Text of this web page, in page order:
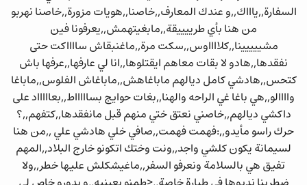
السفارة,,ياااك,,و عندك المعارف,,خاصنا,,هويات مزورة,,خاصنا نهربو
من هنا بأي طرييييقة,,مابغيتهمش,,يعرفونا فين
مشييييينا,,كلااااوس,,سكت مرة,,ماغنبقاش سااااكت حتى
نفقدها,,هادو لا بقات معاهم ايقتلوها,,انا لي عارفها,,عرفها باش
كتحس,,هادشي كامل ديالهم ماباغاهش,,ماباغاش الفلوس,,ماباغا
واااالو,,هي باغا غي الراحه والهنا,,بغات حوايج بساااااط,,بعاااااد على
داكشي ديالهم,,خاصني نعتق ختي منهم قبل مانفقدها,,كتفهم,,؟
حرك راسو مأيدو,,:فهمت فهمت,,صافي خلي هادشي علي ,,من هنا
لسيمانة يكون كلشي واجد,,ونت وختك اتكونو خارج البلاد,,المهم
تفيق هي بالسلامة ونعرفو السفر,,ماغيشكلش عليها خطر,,ولا